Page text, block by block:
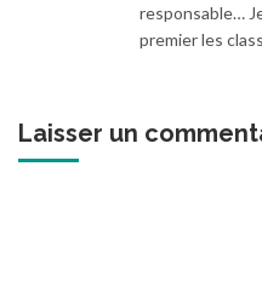
responsable…
premier les
Laisser un